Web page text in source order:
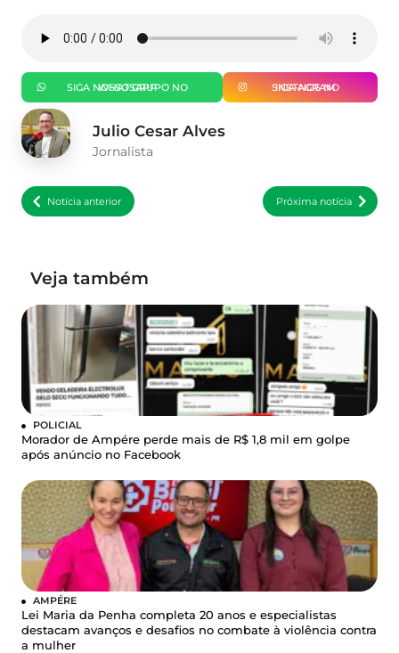
SIGA NOSSO GRUPO NO WHATSAPP SIGA-NOS NO INSTAGRAM
Julio Cesar Alves
Jornalista
Notícia anterior Próxima notícia
Veja também
POLICIAL
Morador de Ampére perde mais de R$ 1,8 mil em golpe
após anúncio no Facebook
AMPÉRE
Lei Maria da Penha completa 20 anos e especialistas
destacam avanços e desafios no combate à violência contra
a mulher